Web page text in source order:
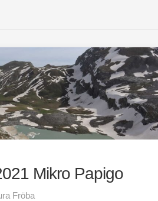
Mikro Papigo
Fröba